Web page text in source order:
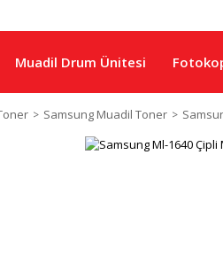
Muadil Drum Ünitesi
Samsung Muadil Toner